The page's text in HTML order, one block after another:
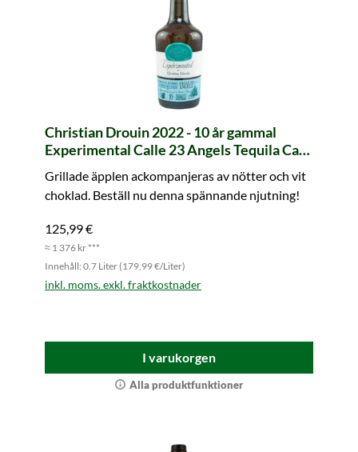
Christian Drouin 2022 - 10 år gammal
Experimental Calle 23 Angels Tequila Cask
Grillade äpplen ackompanjeras av nötter och vit
choklad. Beställ nu denna spännande njutning!
125,99 €
≈ 1 376 kr ***
Innehåll: 0.7 Liter (179,99 €/Liter)
inkl. moms. exkl. fraktkostnader
I varukorgen
Alla produktfunktioner